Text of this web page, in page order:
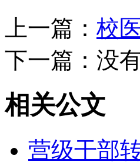
上一篇： 校
下一篇：没
相关公文
营级干部